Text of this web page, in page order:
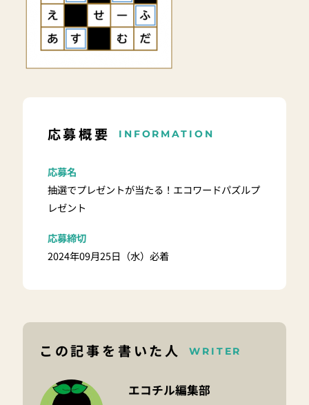
応募概要 INFORMATION
応募名
抽選でプレゼントが当たる！エコワードパズルプ
レゼント
応募締切
2024年09月25日（水）必着
この記事を書いた人 WRITER
エコチル編集部